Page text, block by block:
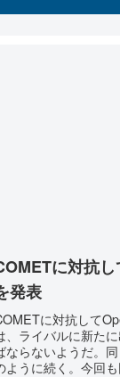
に対抗
発表
に対抗して
、ライバルに新た
ならないようだ。
ように続く。今回